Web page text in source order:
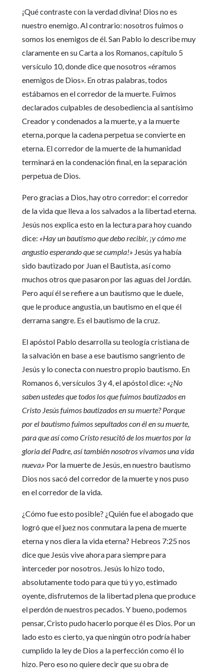
¡Qué contraste con la verdad divina! Dios no es
nuestro enemigo. Al contrario: nosotros fuimos o
somos los enemigos de él. San Pablo lo describe muy
claramente en su Carta a los Romanos, capítulo 5
versículo 10, donde dice que nosotros «éramos
enemigos de Dios». En otras palabras, todos
estábamos en el corredor de la muerte. Fuimos
declarados culpables de desobediencia al santísimo
Creador y condenados a la muerte, y a la muerte
eterna, porque la cadena perpetua se convierte en
eterna. El corredor de la muerte de la humanidad
terminará en la condenación final, en la separación
perpetua de Dios.
Pero gracias a Dios, hay otro corredor: el corredor
de la vida que lleva a los salvados a la libertad eterna.
Jesús nos explica esto en la lectura para hoy cuando
dice: «Hay un bautismo que debo recibir, ¡y cómo me
angustio esperando que se cumpla!» Jesús ya había
sido bautizado por Juan el Bautista, así como
muchos otros que pasaron por las aguas del Jordán.
Pero aquí él se refiere a un bautismo que le duele,
que le produce angustia, un bautismo en el que él
derrama sangre. Es el bautismo de la cruz.
El apóstol Pablo desarrolla su teología cristiana de
la salvación en base a ese bautismo sangriento de
Jesús y lo conecta con nuestro propio bautismo. En
Romanos 6, versículos 3 y 4, el apóstol dice: «¿No
saben ustedes que todos los que fuimos bautizados en
Cristo Jesús fuimos bautizados en su muerte? Porque
por el bautismo fuimos sepultados con él en su muerte,
para que así como Cristo resucitó de los muertos por la
gloria del Padre, así también nosotros vivamos una vida
nueva.» Por la muerte de Jesús, en nuestro bautismo
Dios nos sacó del corredor de la muerte y nos puso
en el corredor de la vida.
¿Cómo fue esto posible? ¿Quién fue el abogado que
logró que el juez nos conmutara la pena de muerte
eterna y nos diera la vida eterna? Hebreos 7:25 nos
dice que Jesús vive ahora para siempre para
interceder por nosotros. Jesús lo hizo todo,
absolutamente todo para que tú y yo, estimado
oyente, disfrutemos de la libertad plena que produce
el perdón de nuestros pecados. Y bueno, podemos
pensar, Cristo pudo hacerlo porque él es Dios. Por un
lado esto es cierto, ya que ningún otro podría haber
cumplido la ley de Dios a la perfección como él lo
hizo. Pero eso no quiere decir que su obra de